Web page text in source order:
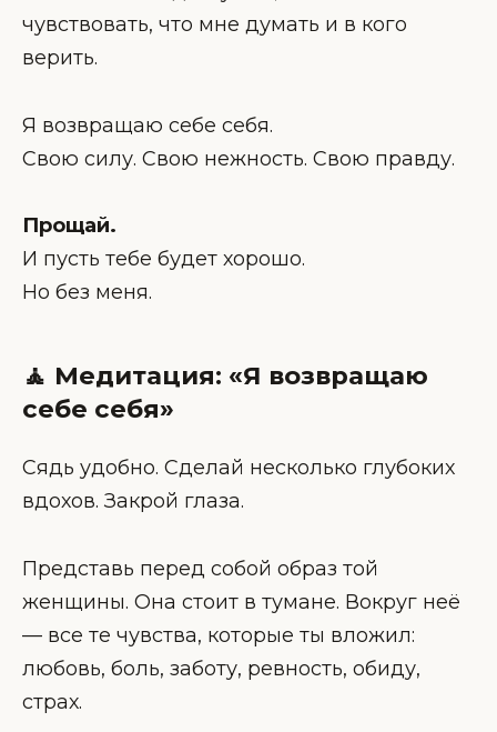
чувствовать, что мне думать и в кого
верить.
Я возвращаю себе себя.
Свою силу. Свою нежность. Свою правду.
Прощай.
И пусть тебе будет хорошо.
Но без меня.
🧘 Медитация: «Я возвращаю
себе себя»
Сядь удобно. Сделай несколько глубоких
вдохов. Закрой глаза.
Представь перед собой образ той
женщины. Она стоит в тумане. Вокруг неё
— все те чувства, которые ты вложил:
любовь, боль, заботу, ревность, обиду,
страх.